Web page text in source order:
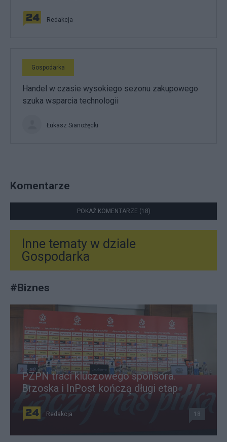
Redakcja
Gospodarka
Handel w czasie wysokiego sezonu zakupowego
szuka wsparcia technologii
Łukasz Sianożęcki
Komentarze
POKAŻ KOMENTARZE (18)
Inne tematy w dziale
Gospodarka
#Biznes
PZPN traci kluczowego sponsora.
Brzoska i InPost kończą długi etap
Redakcja 18